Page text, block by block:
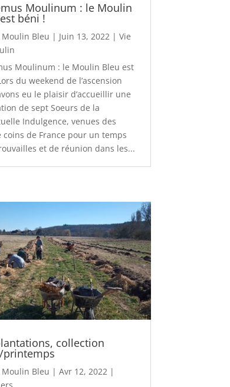
Moulinum : le Moulin
béni !
Moulin Bleu | Juin 13, 2022| Vie
Moulinum : le Moulin Bleu est
du weekend de l’ascension
eu le plaisir d’accueillir une
de sept Soeurs de la
Indulgence, venues des
coins de France pour un temps
et de réunion dans les...
collection
printemps
Moulin Bleu | Avr 12, 2022 |